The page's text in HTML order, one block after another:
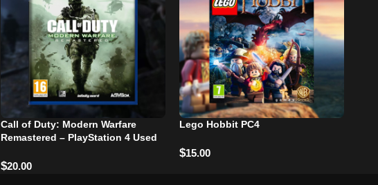
Call of Duty: Modern Warfare
Remastered – PlayStation 4 Used
$20.00
Lego Hobbit PC4
$15.00